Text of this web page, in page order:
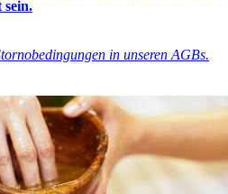
in unseren AGBs.